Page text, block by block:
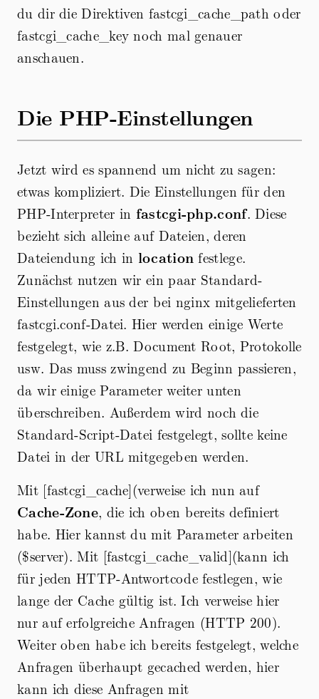
du dir die Direktiven fastcgi_cache_path oder
fastcgi_cache_key noch mal genauer
anschauen.
Die PHP-Einstellungen
Jetzt wird es spannend um nicht zu sagen:
etwas kompliziert. Die Einstellungen für den
PHP-Interpreter in fastcgi-php.conf. Diese
bezieht sich alleine auf Dateien, deren
Dateiendung ich in location festlege.
Zunächst nutzen wir ein paar Standard-
Einstellungen aus der bei nginx mitgelieferten
fastcgi.conf-Datei. Hier werden einige Werte
festgelegt, wie z.B. Document Root, Protokolle
usw. Das muss zwingend zu Beginn passieren,
da wir einige Parameter weiter unten
überschreiben. Außerdem wird noch die
Standard-Script-Datei festgelegt, sollte keine
Datei in der URL mitgegeben werden.
Mit [fastcgi_cache](verweise ich nun auf
Cache-Zone, die ich oben bereits definiert
habe. Hier kannst du mit Parameter arbeiten
($server). Mit [fastcgi_cache_valid](kann ich
für jeden HTTP-Antwortcode festlegen, wie
lange der Cache gültig ist. Ich verweise hier
nur auf erfolgreiche Anfragen (HTTP 200).
Weiter oben habe ich bereits festgelegt, welche
Anfragen überhaupt gecached werden, hier
kann ich diese Anfragen mit